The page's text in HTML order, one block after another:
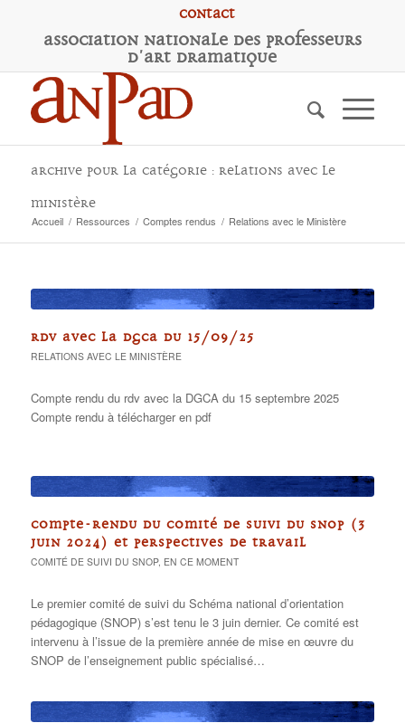
Contact
Association Nationale des Professeurs
d'Art Dramatique
Archive pour la catégorie : Relations avec le
Ministère
Accueil / Ressources / Comptes rendus / Relations avec le Ministère
RDV AVEC LA DGCA DU 15/09/25
RELATIONS AVEC LE MINISTÈRE
Compte rendu du rdv avec la DGCA du 15 septembre 2025
Compte rendu à télécharger en pdf
COMPTE-RENDU DU COMITÉ DE SUIVI DU SNOP (3
JUIN 2024) ET PERSPECTIVES DE TRAVAIL
COMITÉ DE SUIVI DU SNOP, EN CE MOMENT
Le premier comité de suivi du Schéma national d’orientation
pédagogique (SNOP) s’est tenu le 3 juin dernier. Ce comité est
intervenu à l’issue de la première année de mise en œuvre du
SNOP de l’enseignement public spécialisé…